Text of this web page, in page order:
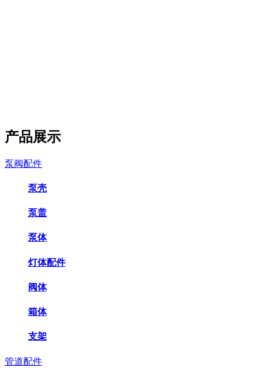
产品展示
泵阀配件
泵壳
泵盖
泵体
灯体配件
阀体
箱体
支架
管道配件